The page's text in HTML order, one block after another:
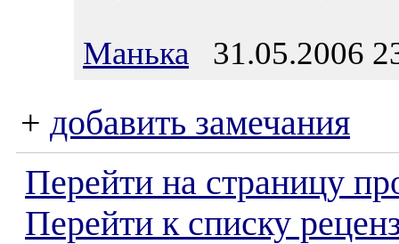
Манька 31.05.2006
+ добавить замечания
Перейти на страницу
Перейти к списку